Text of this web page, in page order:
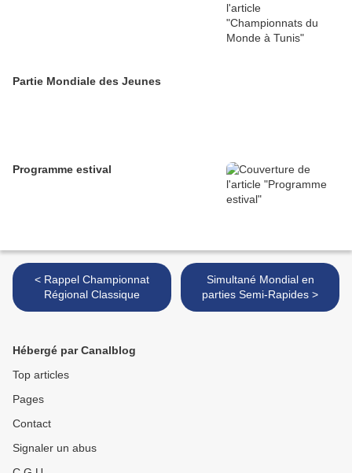
Partie Mondiale des Jeunes
Programme estival
< Rappel Championnat
Régional Classique
Simultané Mondial en
parties Semi-Rapides >
Hébergé par Canalblog
Top articles
Pages
Contact
Signaler un abus